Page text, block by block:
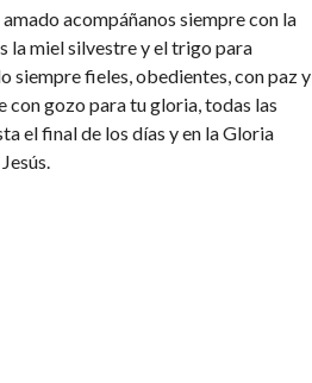
acompáñanos siempre con la
la miel silvestre y el trigo para
siempre fieles, obedientes, con paz y
gozo para tu gloria, todas las
el final de los días y en la Gloria